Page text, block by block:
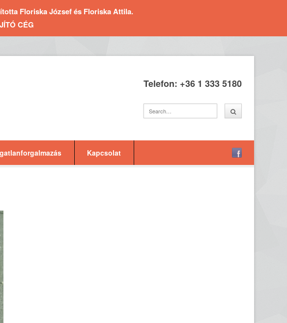
Floriska József és Floriska Attila.
CÉG
Telefon: +36 1 333 5180
Kapcsolat